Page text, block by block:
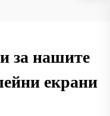
за нашите
екрани